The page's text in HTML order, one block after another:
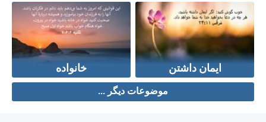
ایمان داشتن خانواده
موضوعات دیگر ...